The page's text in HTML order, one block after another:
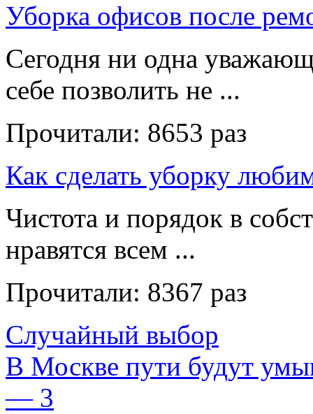
Уборка офисов после
Сегодня ни одна
себе позволить не ...
Прочитали: 8653 раз
Как сделать уборку
Чистота и порядок в
нравятся всем ...
Прочитали: 8367 раз
Случайный выбор
В Москве пути будут
— 3